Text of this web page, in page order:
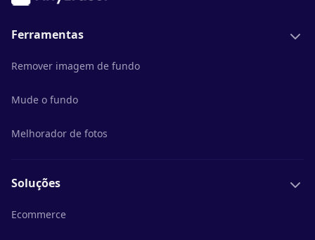
Ferramentas
Remover imagem de fundo
Mude o fundo
Melhorador de fotos
Soluções
Ecommerce